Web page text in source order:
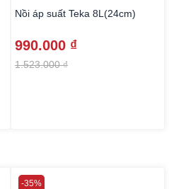
Nồi áp suất Teka 8L(24cm)
990.000 ₫
1.523.000 ₫
-35%